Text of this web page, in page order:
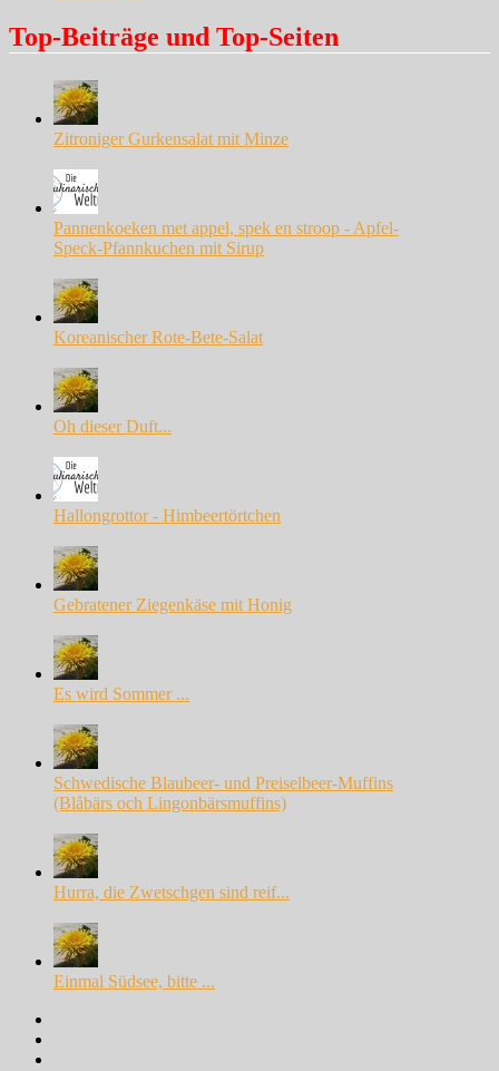
Top-Beiträge und Top-Seiten
Zitroniger Gurkensalat mit Minze
Pannenkoeken met appel, spek en stroop - Apfel-
Speck-Pfannkuchen mit Sirup
Koreanischer Rote-Bete-Salat
Oh dieser Duft...
Hallongrottor - Himbeertörtchen
Gebratener Ziegenkäse mit Honig
Es wird Sommer ...
Schwedische Blaubeer- und Preiselbeer-Muffins
(Blåbärs och Lingonbärsmuffins)
Hurra, die Zwetschgen sind reif...
Einmal Südsee, bitte ...